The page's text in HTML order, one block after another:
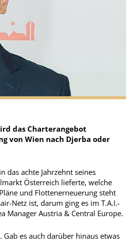
das Charterangebot
von Wien nach Djerba oder
das achte Jahrzehnt seines
Österreich lieferte, welche
und Flottenerneuerung steht
Netz ist, darum ging es im T.A.I.-
Manager Austria & Central Europe.
es auch darüber hinaus etwas